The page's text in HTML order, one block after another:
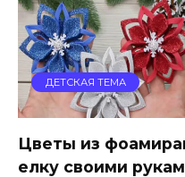
ДЕТСКАЯ ТЕМА
Цветы из
елку своими